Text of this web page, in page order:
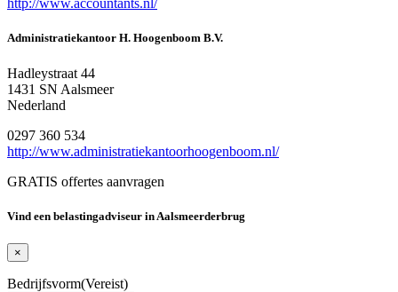
http://www.accountants.nl/
Administratiekantoor H. Hoogenboom B.V.
Hadleystraat 44
1431 SN Aalsmeer
Nederland
0297 360 534
http://www.administratiekantoorhoogenboom.nl/
GRATIS offertes aanvragen
Vind een belastingadviseur in Aalsmeerderbrug
×
Bedrijfsvorm(Vereist)